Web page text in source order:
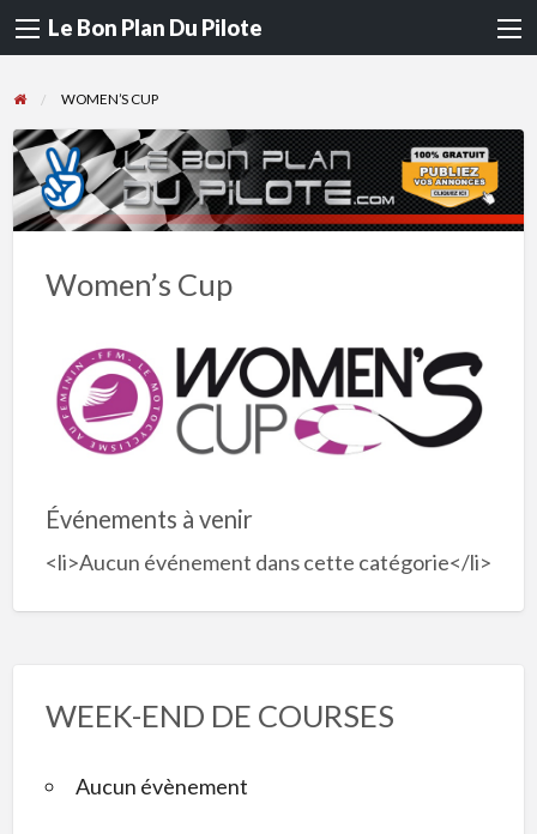
Le Bon Plan Du Pilote
WOMEN’S CUP
Women’s Cup
Événements à venir
<li>Aucun événement dans cette catégorie</li>
WEEK-END DE COURSES
Aucun évènement